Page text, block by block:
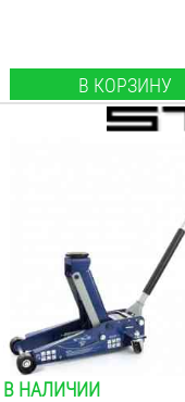
В КОРЗИНУ
В НАЛИЧИИ